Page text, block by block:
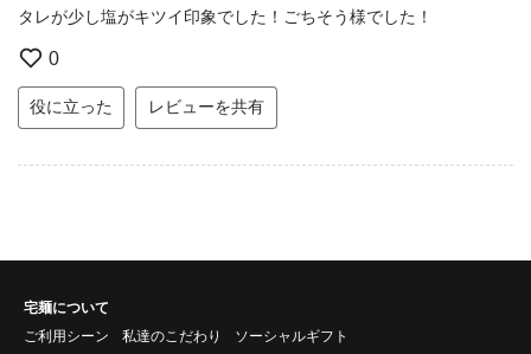
タレが少し塩がキツイ印象でした！ごちそう様でした！
0
役に立った レビューを共有
宅麺について
ご利用シーン
私達のこだわり ソーシャルギフト